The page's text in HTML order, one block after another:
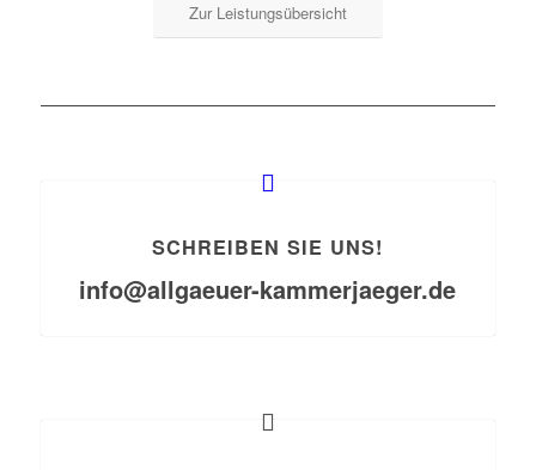
Zur Leistungsübersicht
SCHREIBEN SIE UNS!
info@allgaeuer-kammerjaeger.de